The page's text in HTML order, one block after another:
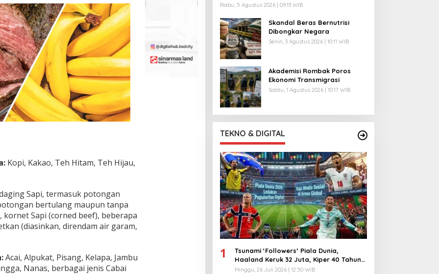
Kopi, Kakao, Teh Hitam, Teh Hijau,
Sapi, termasuk potongan
bertulang maupun tanpa
Sapi (corned beef), beberapa
(diasinkan, direndam air garam,
Acai, Alpukat, Pisang, Kelapa, Jambu
Nanas, berbagai jenis Cabai
Rabu, 5 Agustus 2026 | 09:13 WIB
Skandal Beras Bernutrisi
Dibongkar Negara
Senin, 3 Agustus 2026 | 10:11 WIB
Akademisi Rombak Poros
Ekonomi Transmigrasi
Sabtu, 1 Agustus 2026 | 10:17 WIB
TEKNO & DIGITAL
1
Tsunami ‘Followers’ Piala Dunia,
Haaland Keruk 32 Juta, Kiper 40 Tahun
Bikin Geger!
Minggu, 26 Juli 2026 | 12:50 WIB